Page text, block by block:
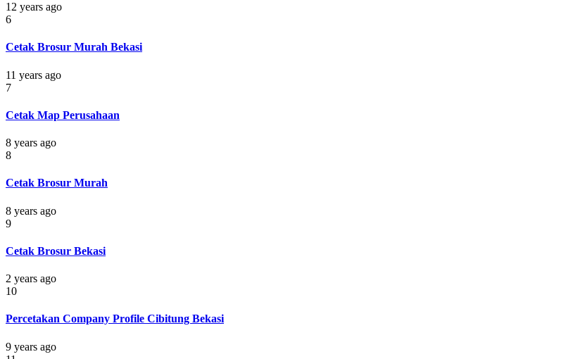
12 years ago
6
Cetak Brosur Murah Bekasi
11 years ago
7
Cetak Map Perusahaan
8 years ago
8
Cetak Brosur Murah
8 years ago
9
Cetak Brosur Bekasi
2 years ago
10
Percetakan Company Profile Cibitung Bekasi
9 years ago